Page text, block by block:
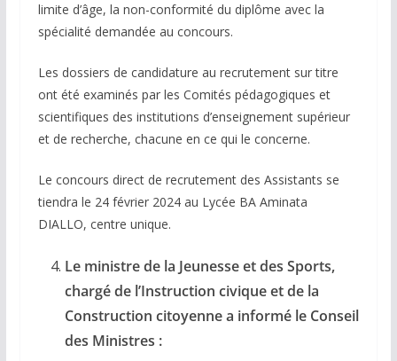
limite d’âge, la non-conformité du diplôme avec la
spécialité demandée au concours.
Les dossiers de candidature au recrutement sur titre
ont été examinés par les Comités pédagogiques et
scientifiques des institutions d’enseignement supérieur
et de recherche, chacune en ce qui le concerne.
Le concours direct de recrutement des Assistants se
tiendra le 24 février 2024 au Lycée BA Aminata
DIALLO, centre unique.
Le ministre de la Jeunesse et des Sports,
chargé de l’Instruction civique et de la
Construction citoyenne a informé le Conseil
des Ministres :